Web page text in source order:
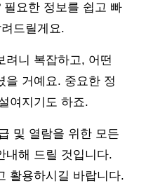
요한 정보를 쉽고 빠
드릴게요.
려니 복잡하고, 어떤
을 거예요. 중요한 정
여지기도 하죠.
및 열람을 위한 모든
내해 드릴 것입니다.
활용하시길 바랍니다.